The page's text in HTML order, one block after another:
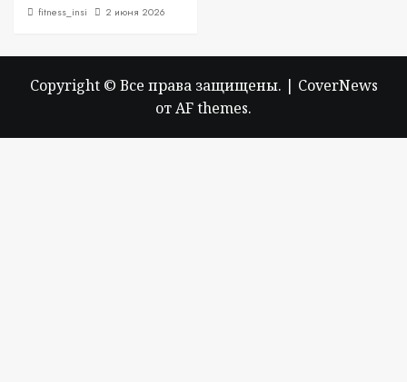
fitness_insi 2 июня 2026
Copyright © Все права защищены. | CoverNews
от AF themes.